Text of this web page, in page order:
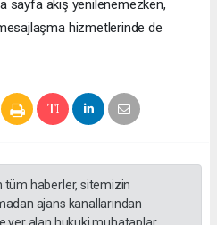
sayfa akış yenilenemezken,
hizmetlerinde de
tüm haberler, sitemizin
ajans kanallarından